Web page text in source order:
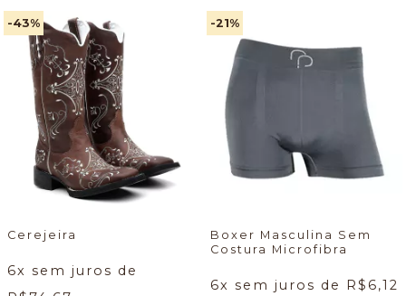
-43%
Cerejeira
6x sem juros de
-21%
Boxer Masculina Sem
Costura Microfibra
6x sem juros de R$6,12